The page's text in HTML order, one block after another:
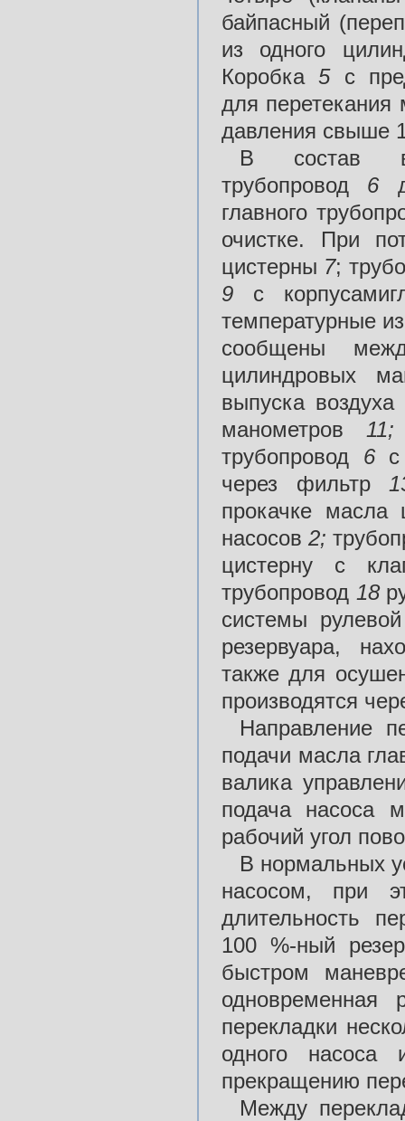
байпасный
из одного
Коробка5с
для
давления свыше
В состав
трубопровод 6
главного
очистке. При
цистерны 7;
9 с
температурные
сообщены
цилиндровых
выпуска
манометров
трубопровод 6
через фильтр
прокачке
насосов 2;
цистерну с
трубопровод 18
системы
резервуара,
также для
производятся
Направление
подачи масла
валика
подача насоса
рабочий угол
В нормальных
насосом, при
длительность
100 %-ный
быстром
одновременная
перекладки
одного насоса
прекращению
Между